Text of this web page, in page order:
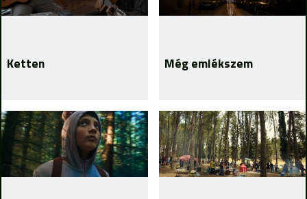
Ketten Még emlékszem